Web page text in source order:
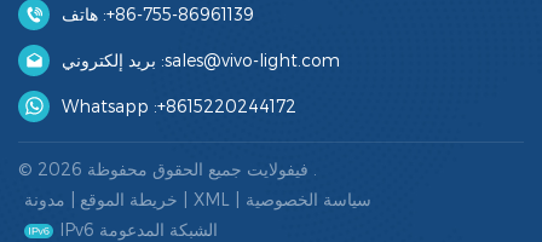
هاتف :+86-755-86961139
بريد إلكتروني :sales@vivo-light.com
Whatsapp :+8615220244172
مدونة
خريطة الموقع XML
سياسة الخصوصية
IPv6 الشبكة المدعومة